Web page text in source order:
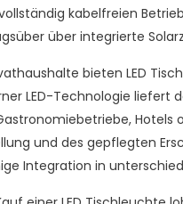
kabelfreien
über integrierte
bieten LED
LED-Technologie liefert
Hotels
und des gepflegten
Integration in